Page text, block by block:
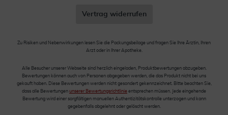
Vertrag widerrufen
Zu Risiken und Nebenwirkungen lesen Sie die Packungsbeilage und fragen Sie Ihre Ärztin, Ihren
Arzt oder in Ihrer Apotheke.
Alle Besucher unserer Webseite sind herzlich eingeladen, Produktbewertungen abzugeben.
Bewertungen können auch von Personen abgegeben werden, die das Produkt nicht bei uns
gekauft haben. Diese Bewertungen werden nicht gesondert gekennzeichnet. Bitte beachten Sie,
dass alle Bewertungen unserer Bewertungsrichtlinie entsprechen müssen. Jede eingehende
Bewertung wird einer sorgfältigen manuellen Authentizitätskontrolle unterzogen und kann
gegebenfalls abgelehnt oder gelöscht werden.